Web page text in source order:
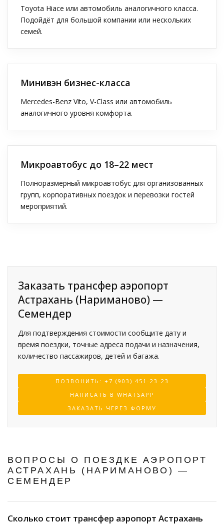
Toyota Hiace или автомобиль аналогичного класса.
Подойдёт для большой компании или нескольких
семей.
Минивэн бизнес-класса
Mercedes-Benz Vito, V-Class или автомобиль
аналогичного уровня комфорта.
Микроавтобус до 18–22 мест
Полноразмерный микроавтобус для организованных
групп, корпоративных поездок и перевозки гостей
мероприятий.
Заказать трансфер аэропорт
Астрахань (Нариманово) —
Семендер
Для подтверждения стоимости сообщите дату и
время поездки, точные адреса подачи и назначения,
количество пассажиров, детей и багажа.
ПОЗВОНИТЬ: +7 (903) 451-23-23
НАПИСАТЬ В WHATSAPP
ЗАКАЗАТЬ ЧЕРЕЗ ФОРМУ
ВОПРОСЫ О ПОЕЗДКЕ АЭРОПОРТ
АСТРАХАНЬ (НАРИМАНОВО) —
СЕМЕНДЕР
Сколько стоит трансфер аэропорт Астрахань